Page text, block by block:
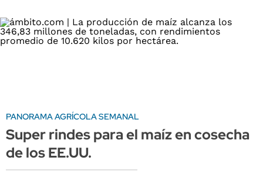
PANORAMA AGRÍCOLA SEMANAL
Super rindes para el maíz en cosecha
de los EE.UU.